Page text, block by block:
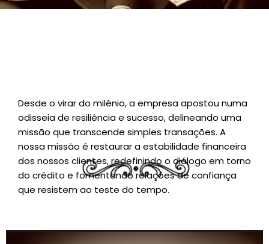
Desde o virar do milénio, a empresa apostou numa
odisseia de resiliência e sucesso, delineando uma
missão que transcende simples transações. A
nossa missão é restaurar a estabilidade financeira
dos nossos clientes, redefinindo o diálogo em torno
do crédito e fomentando relações de confiança
que resistem ao teste do tempo.